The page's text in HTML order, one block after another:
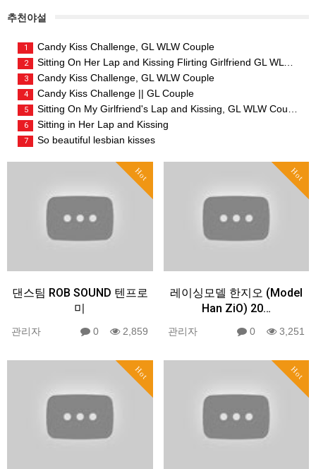
추천야설
1 Candy Kiss Challenge, GL WLW Couple
2 Sitting On Her Lap and Kissing Flirting Girlfriend GL WLW Couple
3 Candy Kiss Challenge, GL WLW Couple
4 Candy Kiss Challenge || GL Couple
5 Sitting On My Girlfriend's Lap and Kissing, GL WLW Couple
6 Sitting in Her Lap and Kissing
7 So beautiful lesbian kisses
Hot
댄스팀 ROB SOUND 텐프로
미
관리자 0 2,859
Hot
레이싱모델 한지오 (Model
Han ZiO) 20…
관리자 0 3,251
Hot Hot